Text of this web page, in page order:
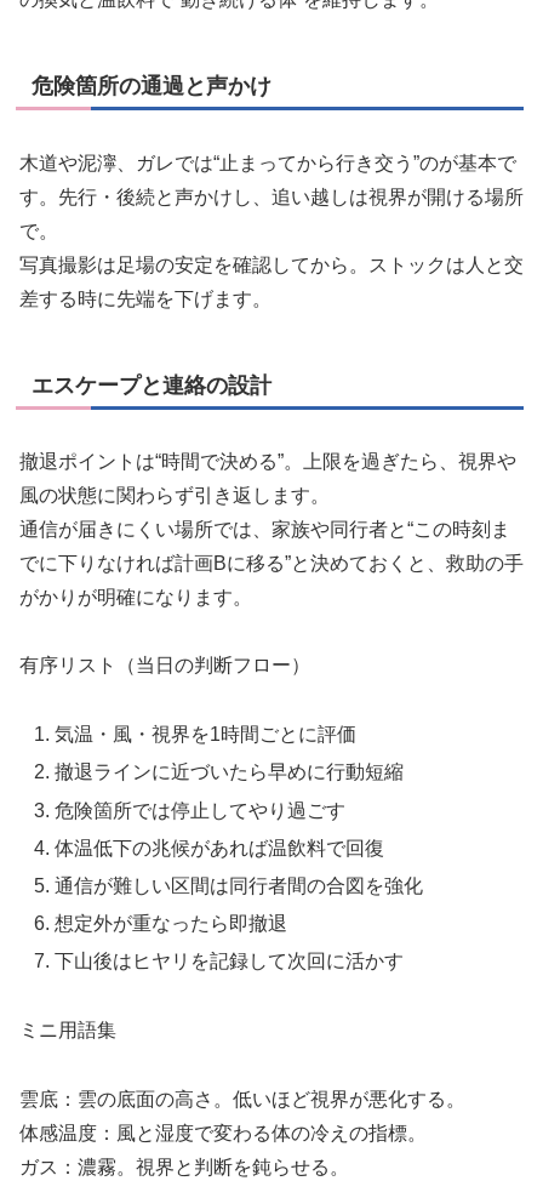
危険箇所の通過と声かけ
木道や泥濘、ガレでは“止まってから行き交う”のが基本で
す。先行・後続と声かけし、追い越しは視界が開ける場所
で。
写真撮影は足場の安定を確認してから。ストックは人と交
差する時に先端を下げます。
エスケープと連絡の設計
撤退ポイントは“時間で決める”。上限を過ぎたら、視界や
風の状態に関わらず引き返します。
通信が届きにくい場所では、家族や同行者と“この時刻ま
でに下りなければ計画Bに移る”と決めておくと、救助の手
がかりが明確になります。
有序リスト（当日の判断フロー）
気温・風・視界を1時間ごとに評価
撤退ラインに近づいたら早めに行動短縮
危険箇所では停止してやり過ごす
体温低下の兆候があれば温飲料で回復
通信が難しい区間は同行者間の合図を強化
想定外が重なったら即撤退
下山後はヒヤリを記録して次回に活かす
ミニ用語集
雲底：雲の底面の高さ。低いほど視界が悪化する。
体感温度：風と湿度で変わる体の冷えの指標。
ガス：濃霧。視界と判断を鈍らせる。